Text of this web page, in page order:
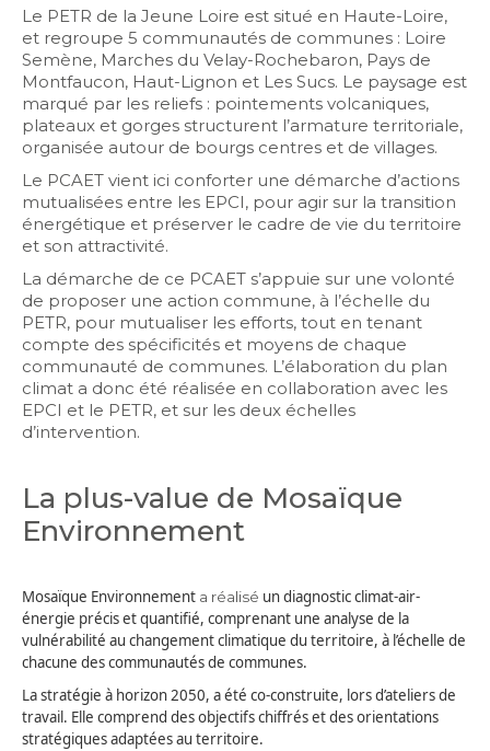
Le PETR de la Jeune Loire est situé en Haute-Loire,
et regroupe 5 communautés de communes : Loire
Semène, Marches du Velay-Rochebaron, Pays de
Montfaucon, Haut-Lignon et Les Sucs. Le paysage est
marqué par les reliefs : pointements volcaniques,
plateaux et gorges structurent l’armature territoriale,
organisée autour de bourgs centres et de villages.
Le PCAET vient ici conforter une démarche d’actions
mutualisées entre les EPCI, pour agir sur la transition
énergétique et préserver le cadre de vie du territoire
et son attractivité.
La démarche de ce PCAET s’appuie sur une volonté
de proposer une action commune, à l’échelle du
PETR, pour mutualiser les efforts, tout en tenant
compte des spécificités et moyens de chaque
communauté de communes. L’élaboration du plan
climat a donc été réalisée en collaboration avec les
EPCI et le PETR, et sur les deux échelles
d’intervention.
La plus-value de Mosaïque
Environnement
Mosaïque Environnement a réalisé un diagnostic climat-air-
énergie précis et quantifié, comprenant une analyse de la
vulnérabilité au changement climatique du territoire, à l’échelle de
chacune des communautés de communes.
La stratégie à horizon 2050, a été co-construite, lors d’ateliers de
travail. Elle comprend des objectifs chiffrés et des orientations
stratégiques adaptées au territoire.